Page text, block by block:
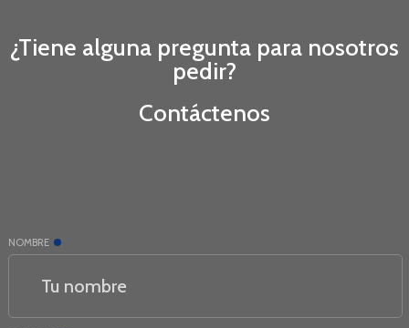
¿Tiene alguna pregunta para nosotros
pedir?
Contáctenos
NOMBRE